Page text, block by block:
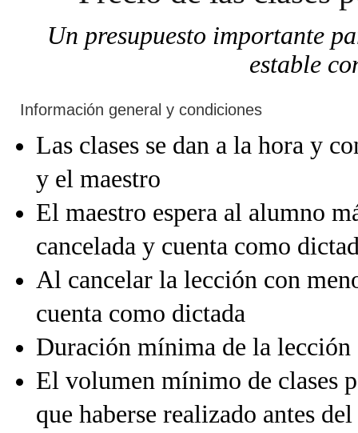
Un presupuesto importante
estable
Información general y condiciones
Las clases se dan a la hora y
y el maestro
El maestro espera al alumno
cancelada y cuenta como
Al cancelar la lección con
cuenta como dictada
Duración mínima de la lección
El volumen mínimo de clases
que haberse realizado antes